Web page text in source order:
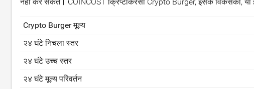
Crypto Burger मूल्य
२४ घंटे निचला स्तर
२४ घंटे उच्च स्तर
२४ घंटे मूल्य परिवर्तन